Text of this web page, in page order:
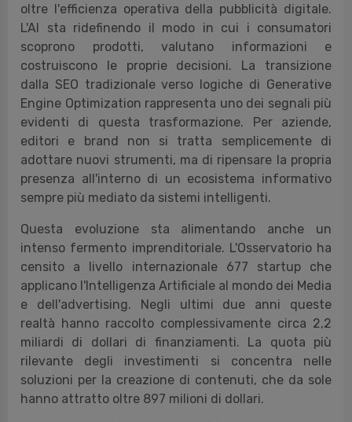
oltre l'efficienza operativa della pubblicità digitale.
L'AI sta ridefinendo il modo in cui i consumatori
scoprono prodotti, valutano informazioni e
costruiscono le proprie decisioni. La transizione
dalla SEO tradizionale verso logiche di Generative
Engine Optimization rappresenta uno dei segnali più
evidenti di questa trasformazione. Per aziende,
editori e brand non si tratta semplicemente di
adottare nuovi strumenti, ma di ripensare la propria
presenza all'interno di un ecosistema informativo
sempre più mediato da sistemi intelligenti.
Questa evoluzione sta alimentando anche un
intenso fermento imprenditoriale. L'Osservatorio ha
censito a livello internazionale 677 startup che
applicano l'Intelligenza Artificiale al mondo dei Media
e dell'advertising. Negli ultimi due anni queste
realtà hanno raccolto complessivamente circa 2,2
miliardi di dollari di finanziamenti. La quota più
rilevante degli investimenti si concentra nelle
soluzioni per la creazione di contenuti, che da sole
hanno attratto oltre 897 milioni di dollari.